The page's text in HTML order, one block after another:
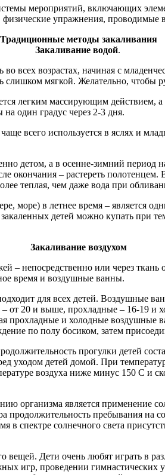
мероприятий, включающих
упражнения,
Традиционные методы закаливания
Закаливание водой. ​
всех возрастах, начиная с
мягкой. Желательно, чтобы
легким массирующим действием,
один градус через 2-3 дня.
всего используется в яслях и
детом, а в осенне-зимний период
окончания – растереть
теплая, чем даже вода при
море) в летнее время – является
детей можно купать при
Закаливание воздухом
– непосредственно или через
время и воздушные ванны.
для всех детей.
от 20 и выше, прохладные – 16-19
и холодные воздушные
по полу босиком, затем
прогулки детей
уходом детей домой. При
воздуха ниже минус 150 С и
организма является применение
пребывания на
спектре солнечного света
вещей. Дети очень любят играть в
игр, проведении гимнастических